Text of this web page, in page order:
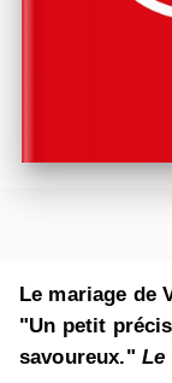
Le mariage de
"Un petit
savoureux." Le